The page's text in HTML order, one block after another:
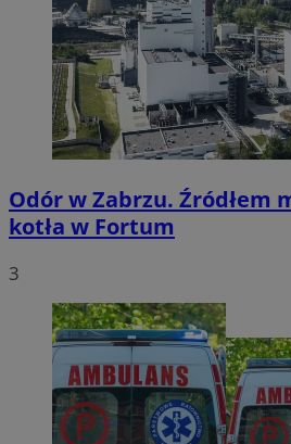
Odór w Zabrzu. Źródłem
kotła w Fortum
3